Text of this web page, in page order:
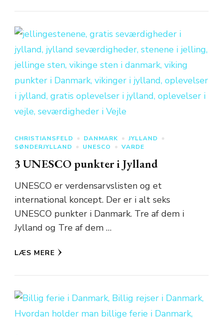
CHRISTIANSFELD DANMARK
JYLLAND
SØNDERJYLLAND
UNESCO VARDE
3 UNESCO punkter i Jylland
UNESCO er verdensarvslisten og et
international koncept. Der er i alt seks
UNESCO punkter i Danmark. Tre af dem i
Jylland og Tre af dem …
LÆS MERE